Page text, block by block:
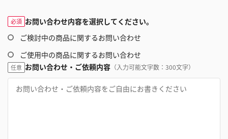
必須 お問い合わせ内容を選択してください。
ご検討中の商品に関するお問い合わせ
ご使用中の商品に関するお問い合わせ
任意 お問い合わせ・ご依頼内容 （入力可能文字数：300文字）